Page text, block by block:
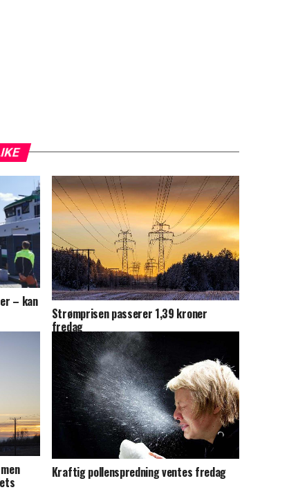
– kan
Strømprisen passerer 1,39 kroner
fredag
Kraftig pollenspredning ventes fredag